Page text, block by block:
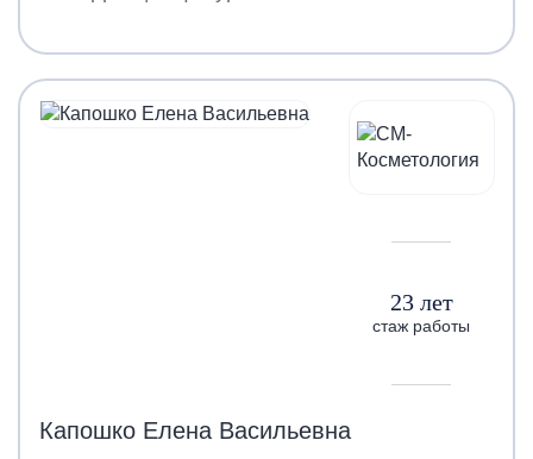
23 лет
стаж работы
Капошко Елена Васильевна